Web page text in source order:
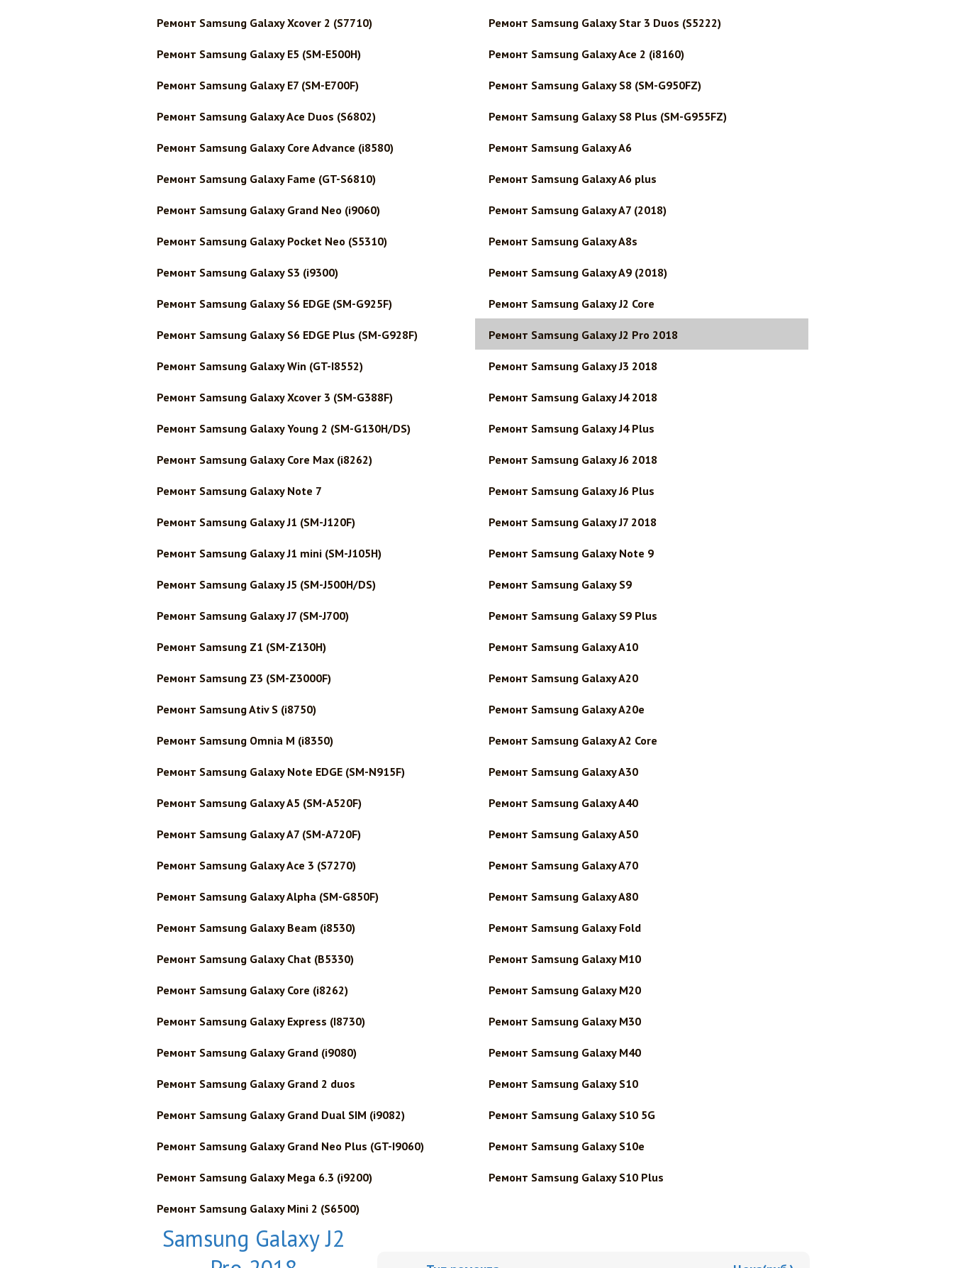
Ремонт Samsung Galaxy Xcover 2 (S7710)
Ремонт Samsung Galaxy E5 (SM-E500H)
Ремонт Samsung Galaxy E7 (SM-E700F)
Ремонт Samsung Galaxy Ace Duos (S6802)
Ремонт Samsung Galaxy Core Advance (i8580)
Ремонт Samsung Galaxy Fame (GT-S6810)
Ремонт Samsung Galaxy Grand Neo (i9060)
Ремонт Samsung Galaxy Pocket Neo (S5310)
Ремонт Samsung Galaxy S3 (i9300)
Ремонт Samsung Galaxy S6 EDGE (SM-G925F)
Ремонт Samsung Galaxy S6 EDGE Plus (SM-G928F)
Ремонт Samsung Galaxy Win (GT-I8552)
Ремонт Samsung Galaxy Xcover 3 (SM-G388F)
Ремонт Samsung Galaxy Young 2 (SM-G130H/DS)
Ремонт Samsung Galaxy Core Max (i8262)
Ремонт Samsung Galaxy Note 7
Ремонт Samsung Galaxy J1 (SM-J120F)
Ремонт Samsung Galaxy J1 mini (SM-J105H)
Ремонт Samsung Galaxy J5 (SM-J500H/DS)
Ремонт Samsung Galaxy J7 (SM-J700)
Ремонт Samsung Z1 (SM-Z130H)
Ремонт Samsung Z3 (SM-Z3000F)
Ремонт Samsung Ativ S (i8750)
Ремонт Samsung Omnia M (i8350)
Ремонт Samsung Galaxy Note EDGE (SM-N915F)
Ремонт Samsung Galaxy A5 (SM-A520F)
Ремонт Samsung Galaxy A7 (SM-A720F)
Ремонт Samsung Galaxy Ace 3 (S7270)
Ремонт Samsung Galaxy Alpha (SM-G850F)
Ремонт Samsung Galaxy Beam (i8530)
Ремонт Samsung Galaxy Chat (B5330)
Ремонт Samsung Galaxy Core (i8262)
Ремонт Samsung Galaxy Express (I8730)
Ремонт Samsung Galaxy Grand (i9080)
Ремонт Samsung Galaxy Grand 2 duos
Ремонт Samsung Galaxy Grand Dual SIM (i9082)
Ремонт Samsung Galaxy Grand Neo Plus (GT-I9060)
Ремонт Samsung Galaxy Mega 6.3 (i9200)
Ремонт Samsung Galaxy Mini 2 (S6500)
Ремонт Samsung Galaxy Star 3 Duos (S5222)
Ремонт Samsung Galaxy Ace 2 (i8160)
Ремонт Samsung Galaxy S8 (SM-G950FZ)
Ремонт Samsung Galaxy S8 Plus (SM-G955FZ)
Ремонт Samsung Galaxy A6
Ремонт Samsung Galaxy A6 plus
Ремонт Samsung Galaxy A7 (2018)
Ремонт Samsung Galaxy A8s
Ремонт Samsung Galaxy A9 (2018)
Ремонт Samsung Galaxy J2 Core
Ремонт Samsung Galaxy J2 Pro 2018
Ремонт Samsung Galaxy J3 2018
Ремонт Samsung Galaxy J4 2018
Ремонт Samsung Galaxy J4 Plus
Ремонт Samsung Galaxy J6 2018
Ремонт Samsung Galaxy J6 Plus
Ремонт Samsung Galaxy J7 2018
Ремонт Samsung Galaxy Note 9
Ремонт Samsung Galaxy S9
Ремонт Samsung Galaxy S9 Plus
Ремонт Samsung Galaxy A10
Ремонт Samsung Galaxy A20
Ремонт Samsung Galaxy A20e
Ремонт Samsung Galaxy A2 Core
Ремонт Samsung Galaxy A30
Ремонт Samsung Galaxy A40
Ремонт Samsung Galaxy A50
Ремонт Samsung Galaxy A70
Ремонт Samsung Galaxy A80
Ремонт Samsung Galaxy Fold
Ремонт Samsung Galaxy M10
Ремонт Samsung Galaxy M20
Ремонт Samsung Galaxy M30
Ремонт Samsung Galaxy M40
Ремонт Samsung Galaxy S10
Ремонт Samsung Galaxy S10 5G
Ремонт Samsung Galaxy S10e
Ремонт Samsung Galaxy S10 Plus
Samsung Galaxy J2